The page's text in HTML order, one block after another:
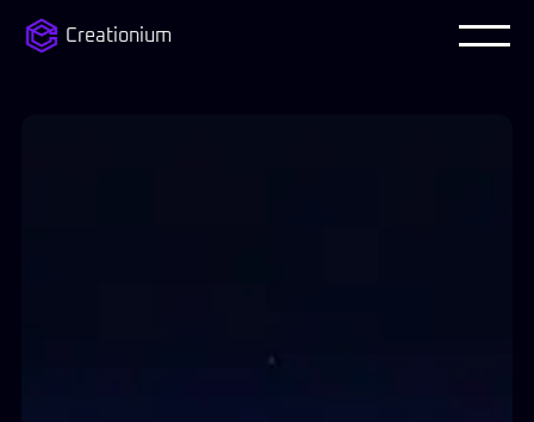
Creationium